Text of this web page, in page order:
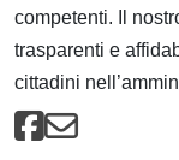
competenti. Il
trasparenti e
cittadini